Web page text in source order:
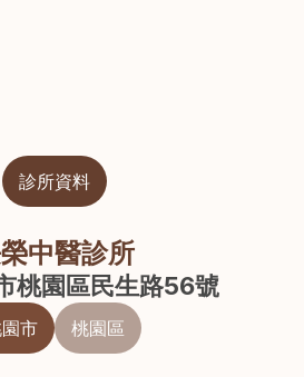
診所資料
中醫診所
桃園區民生路56號
市 桃園區